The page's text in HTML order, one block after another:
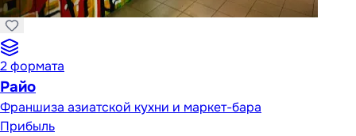
2формата
Райо
Франшиза азиатской кухни и маркет-бара
Прибыль